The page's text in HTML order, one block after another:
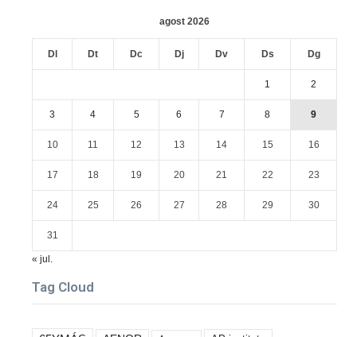
agost 2026
Dl Dt Dc Dj Dv Ds Dg
1 2
3 4 5 6 7 8 9
10 11 12 13 14 15 16
17 18 19 20 21 22 23
24 25 26 27 28 29 30
31
« jul.
Tag Cloud